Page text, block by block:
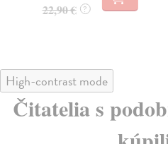
22,90 € ?
High-contrast mode
Čitatelia s